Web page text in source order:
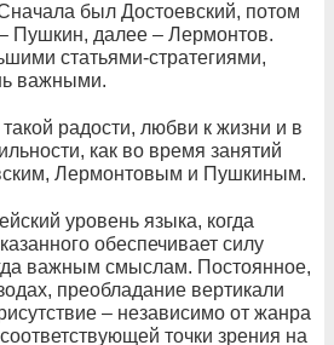
был Достоевский, потом
Пушкин, далее – Лермонтов.
статьями-стратегиями,
важными.
радости, любви к жизни и в
как во время занятий
Лермонтовым и Пушкиным.
уровень языка, когда
обеспечивает силу
важным смыслам. Постоянное,
преобладание вертикали
– независимо от жанра
точки зрения на